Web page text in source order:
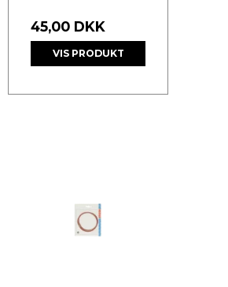
45,00 DKK
VIS PRODUKT